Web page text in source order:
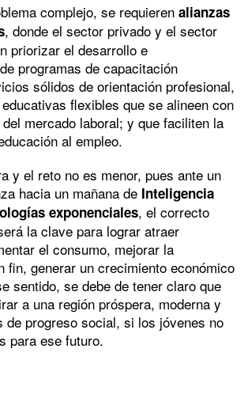
complejo, se requieren alianzas
, donde el sector privado y el sector
priorizar el desarrollo e
programas de capacitación
sólidos de orientación profesional,
flexibles que se alineen con
mercado laboral; y que faciliten la
al empleo.
y el reto no es menor, pues ante un
hacia un mañana de Inteligencia
exponenciales, el correcto
la clave para lograr atraer
el consumo, mejorar la
fin, generar un crecimiento económico
sentido, se debe de tener claro que
a una región próspera, moderna y
de progreso social, si los jóvenes no
para ese futuro.